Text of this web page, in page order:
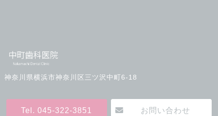
神奈川県横浜市神奈川区三ツ沢中町6-18
Tel. 045-322-3851 お問い合わせ